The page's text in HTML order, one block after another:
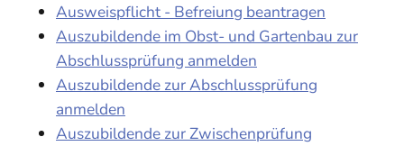
Ausweispflicht - Befreiung beantragen
Auszubildende im Obst- und Gartenbau zur
Abschlussprüfung anmelden
Auszubildende zur Abschlussprüfung
anmelden
Auszubildende zur Zwischenprüfung